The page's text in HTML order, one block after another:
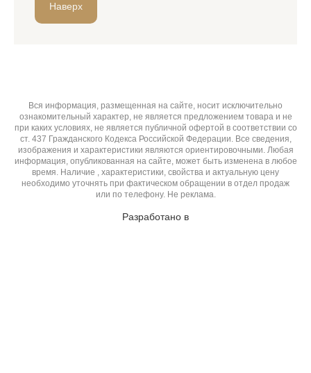
Наверх
Вся информация, размещенная на сайте, носит исключительно
ознакомительный характер, не является предложением товара и не
при каких условиях, не является публичной офертой в соответствии со
ст. 437 Гражданского Кодекса Российской Федерации. Все сведения,
изображения и характеристики являются ориентировочными. Любая
информация, опубликованная на сайте, может быть изменена в любое
время. Наличие , характеристики, свойства и актуальную цену
необходимо уточнять при фактическом обращении в отдел продаж
или по телефону. Не реклама.
Разработано в